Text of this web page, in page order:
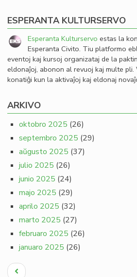
ESPERANTA KULTURSERVO
Esperanta Kulturservo estas la
Esperanta Civito. Tiu platformo
eventoj kaj kursoj organizataj de la
eldonaĵoj, abonon al revuoj kaj multe
konatiĝi kun la aktivaĵoj kaj eldonaj
ARKIVO
oktobro 2025 (26)
septembro 2025 (29)
aŭgusto 2025 (37)
julio 2025 (26)
junio 2025 (24)
majo 2025 (29)
aprilo 2025 (32)
marto 2025 (27)
februaro 2025 (26)
januaro 2025 (26)
Pagination
Antaŭa